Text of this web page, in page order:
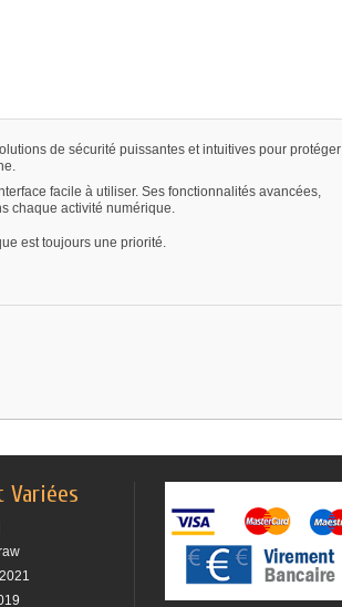
de sécurité puissantes et intuitives pour protéger
facile à utiliser. Ses fonctionnalités avancées,
chaque activité numérique.
est toujours une priorité.
Variées